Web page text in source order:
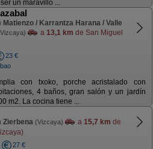
un maravillo ...
Matienzo / Karrantza Harana / Valle
a 13,1 km de San Miguel
23 €
con txoko, porche acristalado con
4 baños, gran salón y un jardín
m2. La cocina tiene ...
Zierbena (Vizcaya) a 15,7 km de
27 €